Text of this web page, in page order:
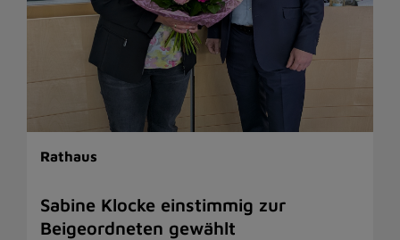
Rathaus
Sabine Klocke einstimmig zur
Beigeordneten gewählt